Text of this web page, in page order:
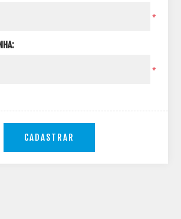
*
*
CADASTRAR